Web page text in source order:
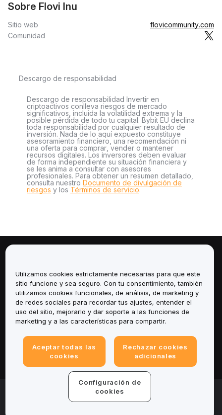
Sobre Flovi Inu
Sitio web
flovicommunity.com
Comunidad
Descargo de responsabilidad
Descargo de responsabilidad Invertir en
criptoactivos conlleva riesgos de mercado
significativos, incluida la volatilidad extrema y la
posible pérdida de todo tu capital. Bybit EU declina
toda responsabilidad por cualquier resultado de
inversión. Nada de lo aquí expuesto constituye
asesoramiento financiero, una recomendación ni
una oferta para comprar, vender o mantener
recursos digitales. Los inversores deben evaluar
de forma independiente su situación financiera y
se les anima a consultar con asesores
profesionales. Para obtener un resumen detallado,
consulta nuestro Documento de divulgación de
riesgos y los Términos de servicio.
Servicios
Soporte
© 2025-2026 Bybit.eu. All rights reserved.
Utilizamos cookies estrictamente necesarias para que este
sitio funcione y sea seguro. Con tu consentimiento, también
utilizamos cookies funcionales, de análisis, de marketing y
de redes sociales para recordar tus ajustes, entender el
uso del sitio, mejorarlo y dar soporte a las funciones de
marketing y a las características para compartir.
Aceptar todas las
cookies
Rechazar cookies
adicionales
Configuración de
cookies